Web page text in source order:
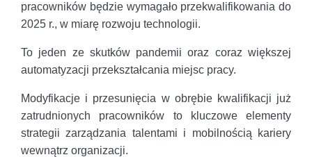
pracowników będzie wymagało przekwalifikowania do
2025 r., w miarę rozwoju technologii.
To jeden ze skutków pandemii oraz coraz większej
automatyzacji przekształcania miejsc pracy.
Modyfikacje i przesunięcia w obrębie kwalifikacji już
zatrudnionych pracowników to kluczowe elementy
strategii zarządzania talentami i mobilnością kariery
wewnątrz organizacji.